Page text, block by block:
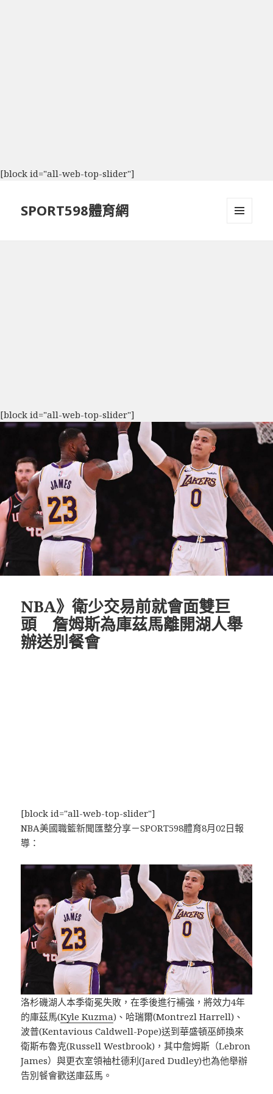
[block id="all-web-top-slider"]
SPORT598體育網
[block id="all-web-top-slider"]
NBA》衛少交易前就會面雙巨
頭 詹姆斯為庫茲馬離開湖人舉
辦送別餐會
[block id="all-web-top-slider"]
NBA美國職籃新聞匯整分享－SPORT598體育8月02日報
導：
洛杉磯湖人本季衛冕失敗，在季後進行補強，將效力4年
的庫茲馬(Kyle Kuzma)、哈瑞爾(Montrezl Harrell)、
波普(Kentavious Caldwell-Pope)送到華盛頓巫師換來
衛斯布魯克(Russell Westbrook)，其中詹姆斯（Lebron
James）與更衣室領袖杜德利(Jared Dudley)也為他舉辦
告別餐會歡送庫茲馬。